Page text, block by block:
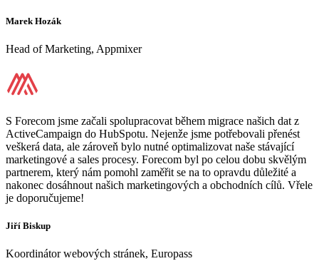
Marek Hozák
Head of Marketing, Appmixer
S Forecom jsme začali spolupracovat během migrace našich dat z
ActiveCampaign do HubSpotu. Nejenže jsme potřebovali přenést
veškerá data, ale zároveň bylo nutné optimalizovat naše stávající
marketingové a sales procesy. Forecom byl po celou dobu skvělým
partnerem, který nám pomohl zaměřit se na to opravdu důležité a
nakonec dosáhnout našich marketingových a obchodních cílů. Vřele
je doporučujeme!
Jiří Biskup
Koordinátor webových stránek, Europass